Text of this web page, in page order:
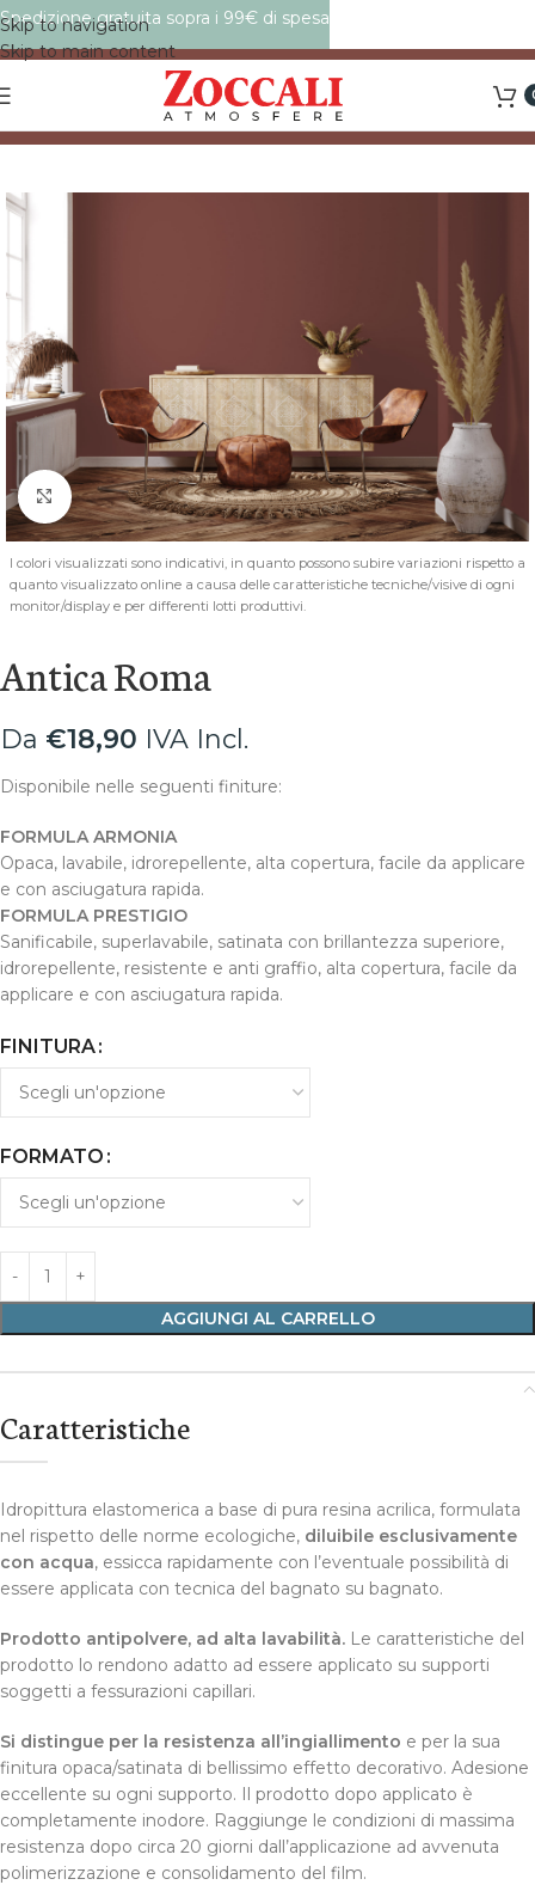
Skip to navigation
Skip to main content
Click to enlarge
I colori visualizzati sono indicativi, in quanto possono subire variazioni rispetto a
quanto visualizzato online a causa delle caratteristiche tecniche/visive di ogni
monitor/display e per differenti lotti produttivi.
Antica Roma
Da €18,90 IVA Incl.
Disponibile nelle seguenti finiture:
FORMULA ARMONIA
Opaca, lavabile, idrorepellente, alta copertura, facile da applicare
e con asciugatura rapida.
FORMULA PRESTIGIO
Sanificabile, superlavabile, satinata con brillantezza superiore,
idrorepellente, resistente e anti graffio, alta copertura, facile da
applicare e con asciugatura rapida.
FINITURA
FORMATO
AGGIUNGI AL CARRELLO
Caratteristiche
Idropittura elastomerica a base di pura resina acrilica, formulata
nel rispetto delle norme ecologiche, diluibile esclusivamente
con acqua, essicca rapidamente con l’eventuale possibilità di
essere applicata con tecnica del bagnato su bagnato.
Prodotto antipolvere, ad alta lavabilità. Le caratteristiche del
prodotto lo rendono adatto ad essere applicato su supporti
soggetti a fessurazioni capillari.
Si distingue per la resistenza all’ingiallimento e per la sua
finitura opaca/satinata di bellissimo effetto decorativo. Adesione
eccellente su ogni supporto. Il prodotto dopo applicato è
completamente inodore. Raggiunge le condizioni di massima
resistenza dopo circa 20 giorni dall’applicazione ad avvenuta
polimerizzazione e consolidamento del film.
Spedizione gratuita sopra i 99€ di spesa